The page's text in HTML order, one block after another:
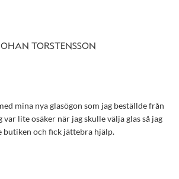
TORSTENSSON
mina nya glasögon som jag beställde från
var lite osäker när jag skulle välja glas så jag
butiken och fick jättebra hjälp.